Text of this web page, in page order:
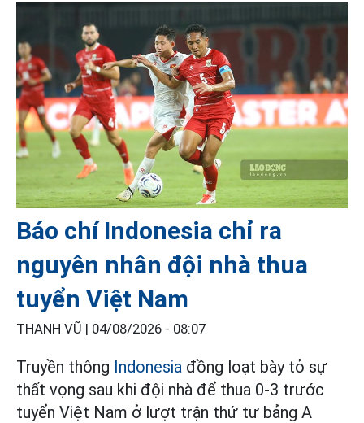
Báo chí Indonesia chỉ ra
nguyên nhân đội nhà thua
tuyển Việt Nam
THANH VŨ | 04/08/2026 - 08:07
Truyền thông Indonesia đồng loạt bày tỏ sự
thất vọng sau khi đội nhà để thua 0-3 trước
tuyển Việt Nam ở lượt trận thứ tư bảng A